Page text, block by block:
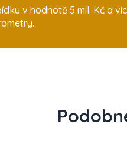
v hodnotě 5 mil. Kč a